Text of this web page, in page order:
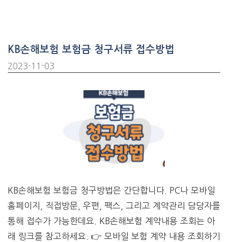
KB손해보험 보험금 청구서류 접수방법
2023-11-03
KB손해보험 보험금 청구방법은 간단합니다. PC나 모바일
홈페이지, 직접방문, 우편, 팩스, 그리고 계약관리 담당자를
통해 접수가 가능한데요. KB손해보험 계약내용 조회는 아
래 링크를 참고하세요. 👉 모바일 보험 계약 내용 조회하기